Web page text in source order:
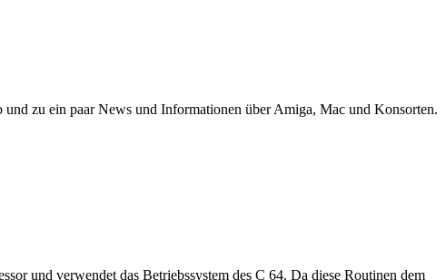
zu ein paar News und Informationen über Amiga, Mac und Konsorten.
und verwendet das Betriebssystem des C 64. Da diese Routinen dem